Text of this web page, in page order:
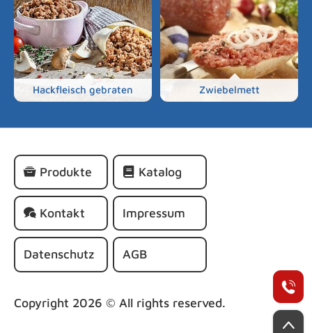
Hackfleisch gebraten Zwiebelmett
Produkte Katalog
Kontakt Impressum
Datenschutz AGB
Copyright 2026 © All rights reserved.